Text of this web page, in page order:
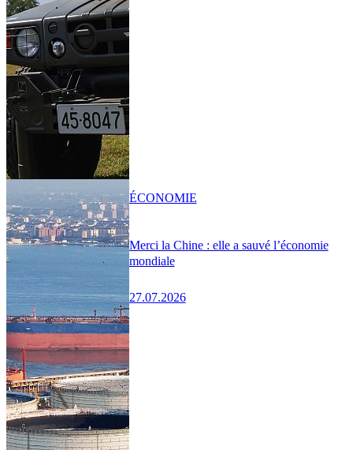
Merci la Chine : elle a sauvé l’économie
mondiale
27.07.2026
ÉCONOMIE